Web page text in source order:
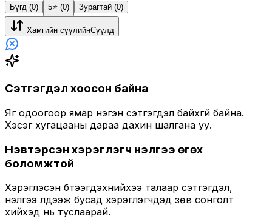
Бүгд (0) 5⭐️ (0) Зурагтай (0)
Хамгийн сүүлийнСүүлд
Сэтгэгдэл хоосон байна
Яг одоогоор ямар нэгэн сэтгэгдэл байхгүй байна.
Хэсэг хугацааны дараа дахин шалгана уу.
Нэвтэрсэн хэрэглэгч үнэлгээ өгөх
боломжтой
Хэрэглэсэн бүтээгдэхүүнийхээ талаар сэтгэгдэл,
үнэлгээ үлдээж бусад хэрэглэгчдэд зөв сонголт
хийхэд нь туслаарай.